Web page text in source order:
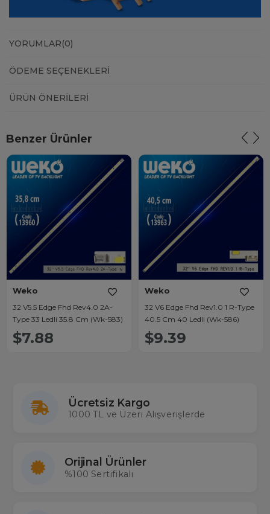
YORUMLAR(0)
ÖDEME SEÇENEKLERI
ÜRÜN ÖNERILERI
Benzer Ürünler
Weko
32 V5.5 Edge Fhd Rev4.0 2A-
Type 33 Ledli 35.8 Cm (Wk-583)
$7.88
Weko
32 V6 Edge Fhd Rev1.0 1 R-Type
40.5 Cm 40 Ledli (Wk-586)
$9.39
Ücretsiz Kargo
1000 TL ve Üzeri Alışverişlerde
Orijinal Ürünler
%100 Sertifikalı